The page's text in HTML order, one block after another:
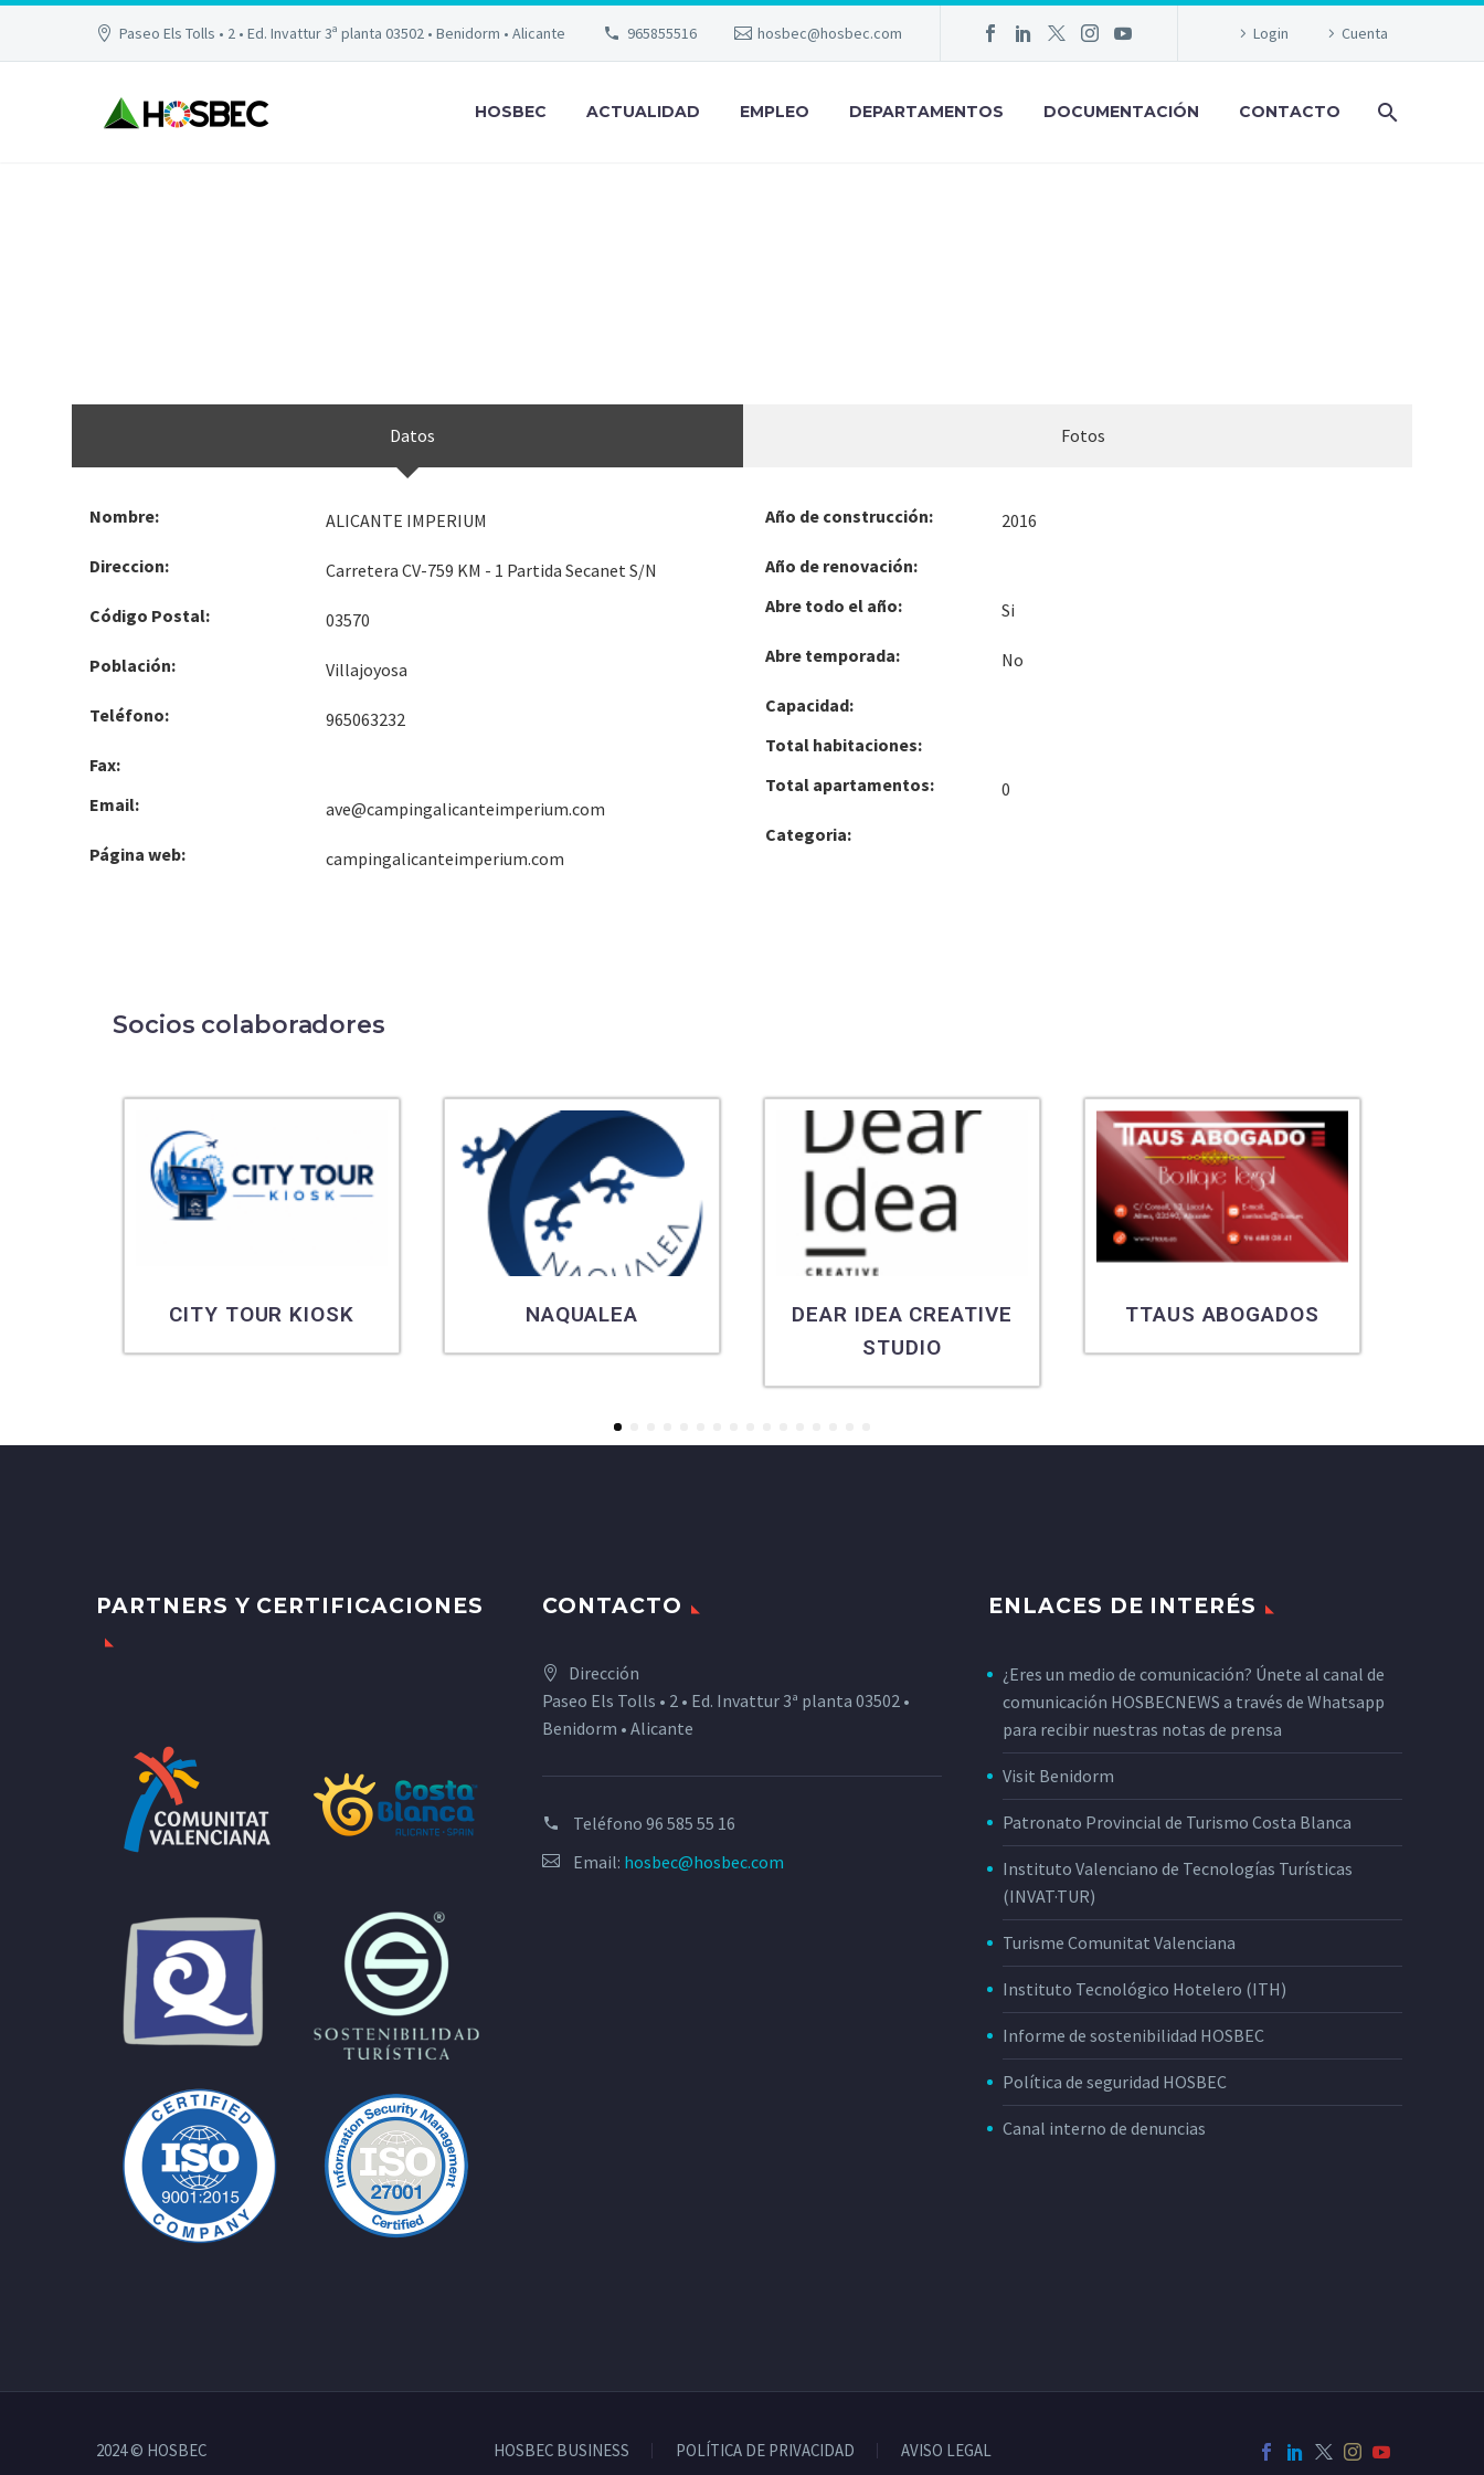
Paseo Els Tolls • 2 • Ed. Invattur 3ª planta 03502 • Benidorm • Alicante 965855516 hosbec@hosbec.com Login Cuenta
HOSBEC ACTUALIDAD EMPLEO DEPARTAMENTOS DOCUMENTACIÓN CONTACTO
Datos Fotos
Nombre: ALICANTE IMPERIUM
Direccion: Carretera CV-759 KM - 1 Partida Secanet S/N
Código Postal: 03570
Población: Villajoyosa
Teléfono: 965063232
Fax:
Email:
ave@campingalicanteimperium.com
Página web: campingalicanteimperium.com
Año de construcción: 2016
Año de renovación:
Abre todo el año:
Si
Abre temporada: No
Capacidad:
Total habitaciones:
Total apartamentos:
0
Categoria:
Socios colaboradores
CITY TOUR KIOSK NAQUALEA
DEAR IDEA CREATIVE
STUDIO
TTAUS ABOGADOS
4
PARTNERS Y CERTIFICACIONES CONTACTO
Dirección
Paseo Els Tolls • 2 • Ed. Invattur 3ª planta 03502 •
Benidorm • Alicante
Teléfono 96 585 55 16
Email: hosbec@hosbec.com
ENLACES DE INTERÉS
¿Eres un medio de comunicación? Únete al canal de
comunicación HOSBECNEWS a través de Whatsapp
para recibir nuestras notas de prensa
Visit Benidorm
Patronato Provincial de Turismo Costa Blanca
Instituto Valenciano de Tecnologías Turísticas
(INVAT·TUR)
Turisme Comunitat Valenciana
Instituto Tecnológico Hotelero (ITH)
Informe de sostenibilidad HOSBEC
Política de seguridad HOSBEC
Canal interno de denuncias
HOSBEC BUSINESS POLÍTICA DE PRIVACIDAD AVISO LEGAL
2024 © HOSBEC